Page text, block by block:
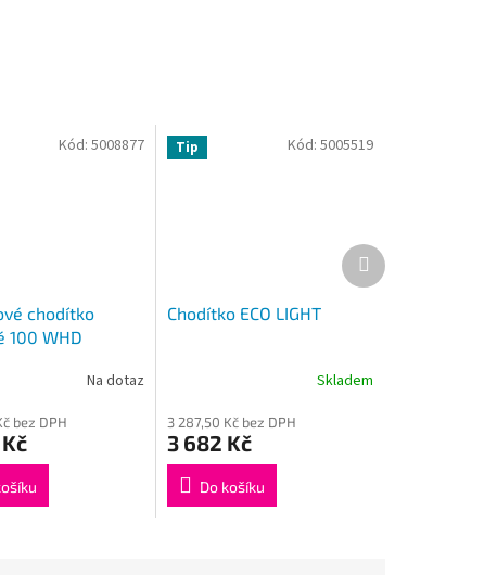
chodítko
100 WHD
Na dotaz
bez DPH
Kód:5008877 Tip
Chodítko ECO LIGHT
produktu
je
4,0
5
Skladem
3 287,50 Kč bez DPH
3 682 Kč
Do košíku
Kód: 5005519
Další
produkt